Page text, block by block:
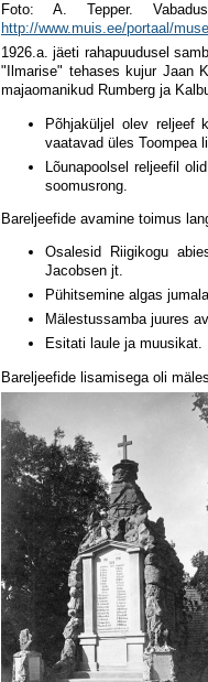
Foto: A. Tepper.
http://www.muis.ee/portaal/
1926.a. jäeti rahapuudusel
"Ilmarise" tehases kujur Jaan
majaomanikud Rumberg ja
Põhjaküljel olev reljeef
vaatavad üles Toompea
Lõunapoolsel reljeefil
soomusrong.
Bareljeefide avamine toimus
Osalesid Riigikogu
Jacobsen jt.
Pühitsemine algas
Mälestussamba juures
Esitati laule ja muusikat.
Bareljeefide lisamisega oli